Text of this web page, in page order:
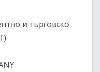
и търговско